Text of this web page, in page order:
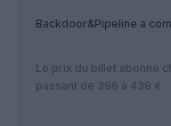
Backdoor&Pipeline a
Le prix du billet abonné
passant de 398 à 438 €